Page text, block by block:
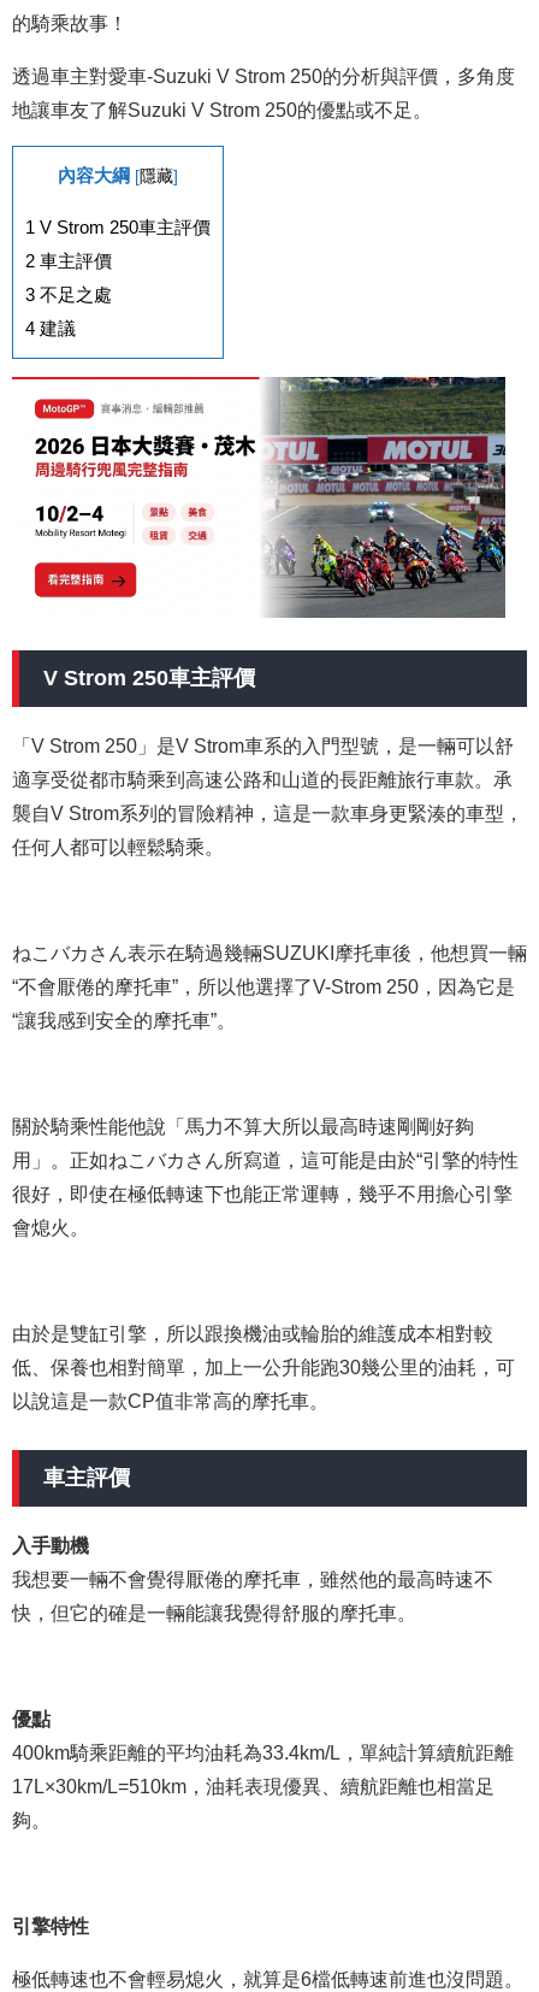
的騎乘故事！
透過車主對愛車-Suzuki V Strom 250的分析與評價，多角度
地讓車友了解Suzuki V Strom 250的優點或不足。
內容大綱 [隱藏]
1 V Strom 250車主評價
2 車主評價
3 不足之處
4 建議
V Strom 250車主評價
「V Strom 250」是V Strom車系的入門型號，是一輛可以舒
適享受從都市騎乘到高速公路和山道的長距離旅行車款。承
襲自V Strom系列的冒險精神，這是一款車身更緊湊的車型，
任何人都可以輕鬆騎乘。
ねこバカさん表示在騎過幾輛SUZUKI摩托車後，他想買一輛
“不會厭倦的摩托車”，所以他選擇了V-Strom 250，因為它是
“讓我感到安全的摩托車”。
關於騎乘性能他說「馬力不算大所以最高時速剛剛好夠
用」。正如ねこバカさん所寫道，這可能是由於“引擎的特性
很好，即使在極低轉速下也能正常運轉，幾乎不用擔心引擎
會熄火。
由於是雙缸引擎，所以跟換機油或輪胎的維護成本相對較
低、保養也相對簡單，加上一公升能跑30幾公里的油耗，可
以說這是一款CP值非常高的摩托車。
車主評價
入手動機
我想要一輛不會覺得厭倦的摩托車，雖然他的最高時速不
快，但它的確是一輛能讓我覺得舒服的摩托車。
優點
400km騎乘距離的平均油耗為33.4km/L，單純計算續航距離
17L×30km/L=510km，油耗表現優異、續航距離也相當足
夠。
引擎特性
極低轉速也不會輕易熄火，就算是6檔低轉速前進也沒問題。